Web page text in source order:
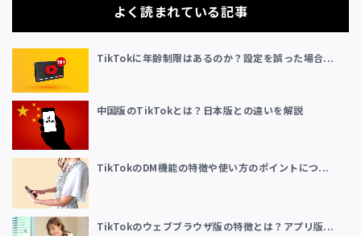
よく読まれている記事
TikTokに年齢制限はあるのか？設定を誤った場合...
中国版のTikTokとは？日本版との違いを解説
TikTokのDM機能の特徴や使い方のポイントにつ...
TikTokのウェブブラウザ版の特徴とは？アプリ版...